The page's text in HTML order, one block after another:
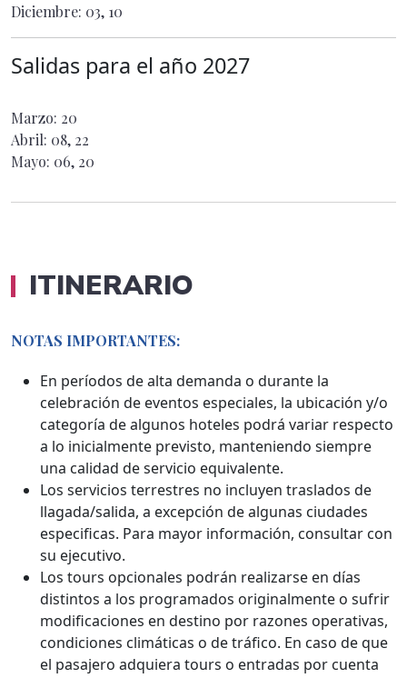
Diciembre: 03, 10
Salidas para el año 2027
Marzo: 20
Abril: 08, 22
Mayo: 06, 20
ITINERARIO
NOTAS IMPORTANTES:
En períodos de alta demanda o durante la
celebración de eventos especiales, la ubicación y/o
categoría de algunos hoteles podrá variar respecto
a lo inicialmente previsto, manteniendo siempre
una calidad de servicio equivalente.
Los servicios terrestres no incluyen traslados de
llagada/salida, a excepción de algunas ciudades
especificas. Para mayor información, consultar con
su ejecutivo.
Los tours opcionales podrán realizarse en días
distintos a los programados originalmente o sufrir
modificaciones en destino por razones operativas,
condiciones climáticas o de tráfico. En caso de que
el pasajero adquiera tours o entradas por cuenta